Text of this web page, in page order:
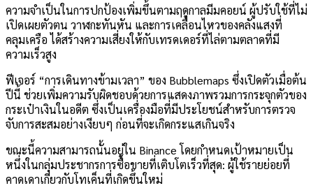
ความจำเป็นในการปกป้องเพิ่มขึ้นตามฤดูกาลมีมคอยน์ ผู้ปรับใช้ที่ไม่
เปิดเผยตัวตน วาฬกะทันหัน และการเคลื่อนไหวของคลังแสงที่
คลุมเครือ ได้สร้างความเสี่ยงให้กับเทรดเดอร์ที่ไล่ตามตลาดที่มี
ความเร็วสูง
ฟีเจอร์ “การเดินทางข้ามเวลา” ของ Bubblemaps ซึ่งเปิดตัวเมื่อต้น
ปีนี้ ช่วยเพิ่มความรับผิดชอบด้วยการแสดงภาพรวมการกระจุกตัวของ
กระเป๋าเงินในอดีต ซึ่งเป็นเครื่องมือที่มีประโยชน์สำหรับการตรวจ
จับการสะสมอย่างเงียบๆ ก่อนที่จะเกิดกระแสเกินจริง
ขณะนี้ความสามารถนั้นอยู่ใน Binance โดยกำหนดเป้าหมายเป็น
หนึ่งในกลุ่มประชากรการซื้อขายที่เติบโตเร็วที่สุด: ผู้ใช้รายย่อยที่
คาดเดาเกี่ยวกับโทเค็นที่เกิดขึ้นใหม่